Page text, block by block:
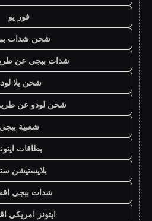
فور يو
شحن شدات
شدات ببجي عن
شحن يلا
شحن لودو عن
شعبية ببجي
بطاقات
بلايستيشن
شدات ببجي
ايتونز امريكي